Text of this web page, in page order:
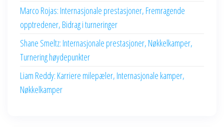
Marco Rojas: Internasjonale prestasjoner, Fremragende
opptredener, Bidrag i turneringer
Shane Smeltz: Internasjonale prestasjoner, Nøkkelkamper,
Turnering høydepunkter
Liam Reddy: Karriere milepæler, Internasjonale kamper,
Nøkkelkamper